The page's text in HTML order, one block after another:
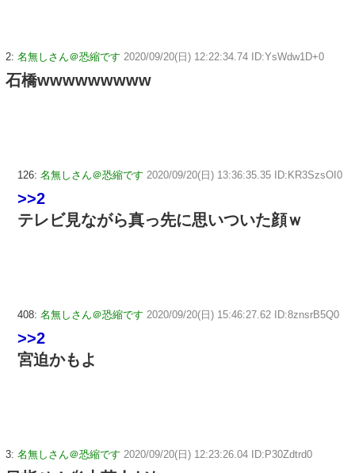
2: 名無しさん＠恐縮です 2020/09/20(日) 12:22:34.74 ID:YsWdw1D+0
石橋wwwwwwwww
126: 名無しさん＠恐縮です 2020/09/20(日) 13:36:35.35 ID:KR3SzsOI0
>>2
テレビ見ながら真っ先に思いついた顔ｗ
408: 名無しさん＠恐縮です 2020/09/20(日) 15:46:27.62 ID:8znsrB5Q0
>>2
宮迫かもよ
3: 名無しさん＠恐縮です 2020/09/20(日) 12:23:26.04 ID:P30Zdtrd0